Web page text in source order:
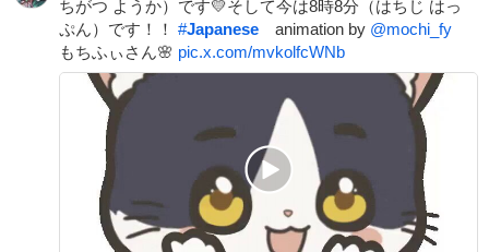
消
ちがつ ようか）です💛そして今は8時8分（はちじ はっ
ぷん）です！！ #Japanese animation by @mochi_fy
もちふぃさん🌸 pic.x.com/mvkolfcWNb